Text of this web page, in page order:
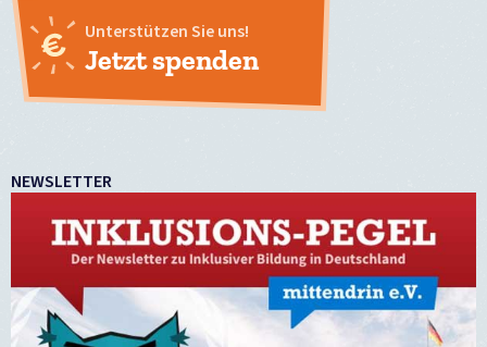
Unterstützen Sie uns!
Jetzt spenden
NEWSLETTER